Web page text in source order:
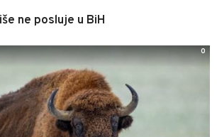
ne posluje u BiH
0